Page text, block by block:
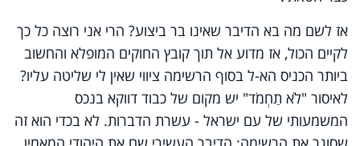
אז לשם מה בא הדיבר שאינו בר ביצוע? הרי אני רוצה כל כך
לקיים הכול, אז מדוע אל תוך קובץ החוקים המופלא והחשוב
ביותר הכניס הא-ל בסוף הרשימה ציווי שאין לי שליטה עליו?
לאיסור "לֹא תַחְמֹד" יש מקום של כבוד דווקא בנכס
המשמעותי של עם ישראל - עשרת הדברות. לא בכדי הוא זה